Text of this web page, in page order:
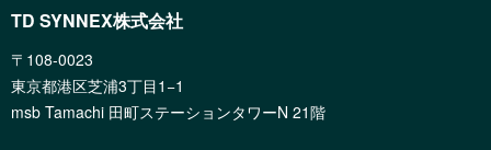
TD SYNNEX株式会社
〒108-0023
東京都港区芝浦3丁目1−1
msb Tamachi 田町ステーションタワーN 21階